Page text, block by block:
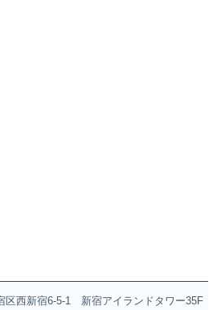
区西新宿6-5-1 新宿アイランドタワー35F